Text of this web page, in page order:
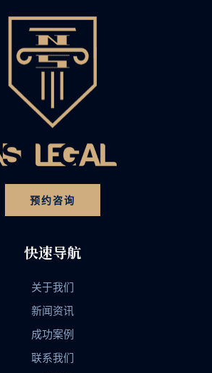
预约咨询
快速导航
关于我们
新闻资讯
成功案例
联系我们